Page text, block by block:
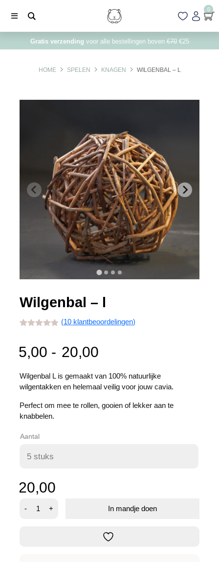
0
Gratis verzending voor alle bestellingen boven€70€25
HOME SPELEN KNAGEN WILGENBAL – L
Wilgenbal – l
gebaseerd
opklant
(10 klantbeoordelingen)
5,00 - 20,00
5,00
Wilgenbal L is gemaakt van 100% natuurlijke
wilgentakken en helemaal veilig voor jouw cavia.
Perfect om mee te rollen, gooien of lekker aan te
knabbelen.
Aantal
20,00
- + In mandje doen